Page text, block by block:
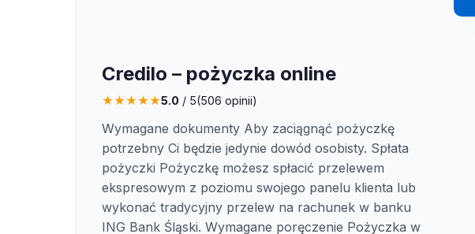
Credilo – pożyczka online
★★★★★5.0 / 5(506 opinii)
Wymagane dokumenty Aby zaciągnąć pożyczkę
potrzebny Ci będzie jedynie dowód osobisty. Spłata
pożyczki Pożyczkę możesz spłacić przelewem
ekspresowym z poziomu swojego panelu klienta lub
wykonać tradycyjny przelew na rachunek w banku
ING Bank Śląski. Wymagane poręczenie Pożyczka w